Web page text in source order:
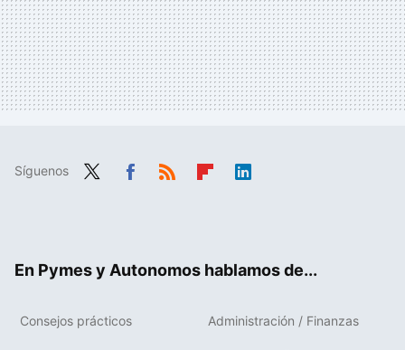
Síguenos
En Pymes y Autonomos hablamos de...
Consejos prácticos Administración / Finanzas